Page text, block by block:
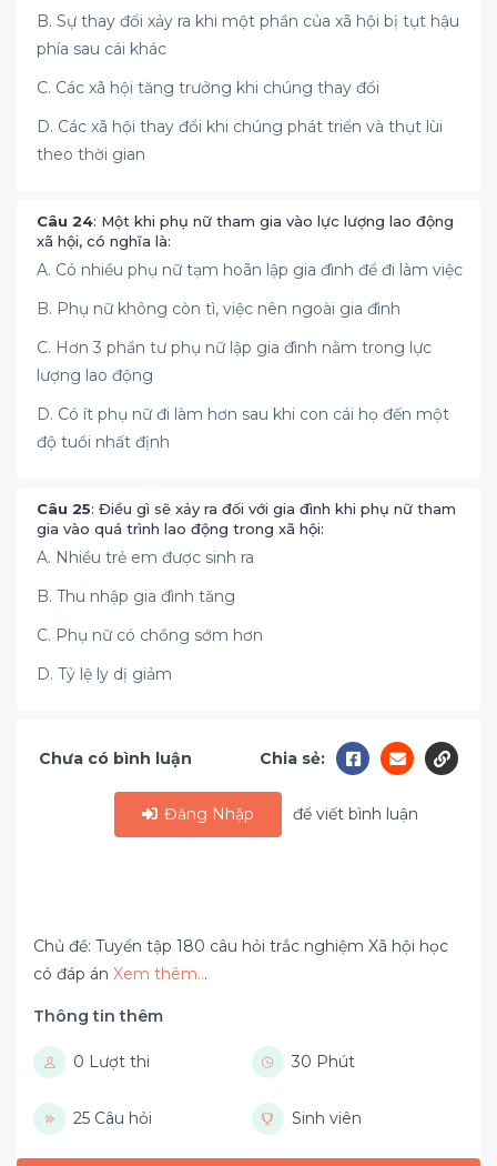
B. Sự thay đổi xảy ra khi một phần của xã hội bị tụt hậu
phía sau cái khác
C. Các xã hội tăng trưởng khi chúng thay đổi
D. Các xã hội thay đổi khi chúng phát triển và thụt lùi
theo thời gian
Câu 24: Một khi phụ nữ tham gia vào lực lượng lao động
xã hội, có nghĩa là:
A. Có nhiều phụ nữ tạm hoãn lập gia đình để đi làm việc
B. Phụ nữ không còn tì, việc nên ngoài gia đình
C. Hơn 3 phần tư phụ nữ lập gia đình nằm trong lực
lượng lao động
D. Có ít phụ nữ đi làm hơn sau khi con cái họ đến một
độ tuổi nhất định
Câu 25: Điều gì sẽ xảy ra đối với gia đình khi phụ nữ tham
gia vào quá trình lao động trong xã hội:
A. Nhiều trẻ em được sinh ra
B. Thu nhập gia đình tăng
C. Phụ nữ có chồng sớm hơn
D. Tỷ lệ ly dị giảm
Chưa có bình luận Chia sẻ:
Đăng Nhập để viết bình luận
Chủ đề: Tuyển tập 180 câu hỏi trắc nghiệm Xã hội học
có đáp án Xem thêm...
Thông tin thêm
0 Lượt thi 30 Phút
25 Câu hỏi Sinh viên